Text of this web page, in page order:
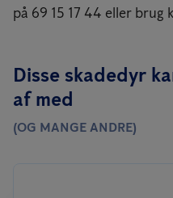
på 69 15 17 44 eller
Disse skadedyr
af med
(OG MANGE ANDRE)